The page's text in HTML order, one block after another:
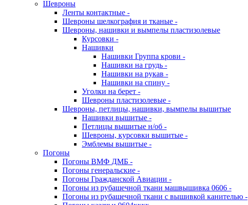
Шевроны
Ленты контактные -
Шевроны шелкография и тканые -
Шевроны, нашивки и вымпелы пластизолевые
Курсовки -
Нашивки
Нашивки Группа крови -
Нашивки на грудь -
Нашивки на рукав -
Нашивки на спину -
Уголки на берет -
Шевроны пластизолевые -
Шевроны, петлицы, нашивки, вымпелы вышитые
Нашивки вышитые -
Петлицы вышитые н/об -
Шевроны, курсовки вышитые -
Эмблемы вышитые -
Погоны
Погоны ВМФ ДМБ -
Погоны генеральские -
Погоны Гражданской Авиации -
Погоны из рубашечной ткани машвышивка 0606 -
Погоны из рубашечной ткани с вышивкой канителью -